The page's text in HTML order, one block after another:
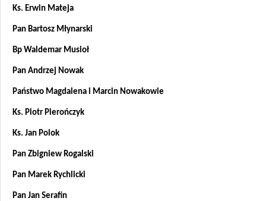
Ks. Erwin Mateja
Pan Bartosz Młynarski
Bp Waldemar Musioł
Pan Andrzej Nowak
Państwo Magdalena i Marcin Nowakowie
Ks. Piotr Pierończyk
Ks. Jan Polok
Pan Zbigniew Rogalski
Pan Marek Rychlicki
Pan Jan Serafin